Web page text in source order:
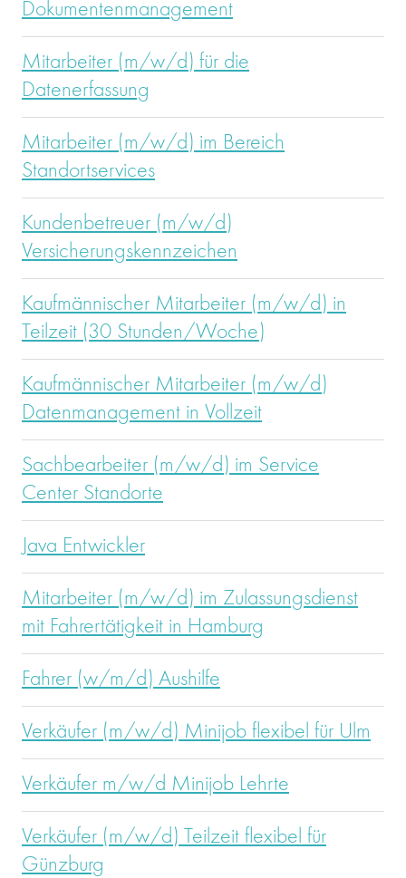
Dokumentenmanagement
Mitarbeiter (m/w/d) für die
Datenerfassung
Mitarbeiter (m/w/d) im Bereich
Standortservices
Kundenbetreuer (m/w/d)
Versicherungskennzeichen
Kaufmännischer Mitarbeiter (m/w/d) in
Teilzeit (30 Stunden/Woche)
Kaufmännischer Mitarbeiter (m/w/d)
Datenmanagement in Vollzeit
Sachbearbeiter (m/w/d) im Service
Center Standorte
Java Entwickler
Mitarbeiter (m/w/d) im Zulassungsdienst
mit Fahrertätigkeit in Hamburg
Fahrer (w/m/d) Aushilfe
Verkäufer (m/w/d) Minijob flexibel für Ulm
Verkäufer m/w/d Minijob Lehrte
Verkäufer (m/w/d) Teilzeit flexibel für
Günzburg